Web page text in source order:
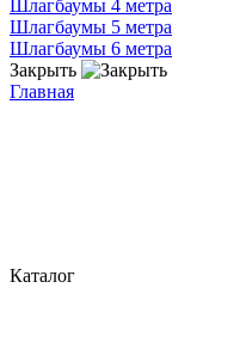
Шлагбаумы 4 метра
Шлагбаумы 5 метра
Шлагбаумы 6 метра
Закрыть
Главная
Каталог